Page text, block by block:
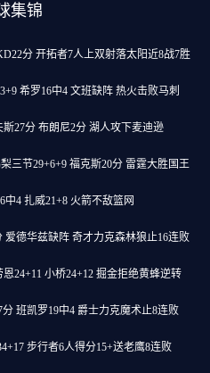
集锦
分 开拓者7人上双射落太阳近8战7胜
希罗16中4 文班缺阵 热火击败马刺
斯27分 布朗尼2分 湖人攻下麦迪逊
三节29+6+9 福克斯20分 雷霆大胜国王
中4 扎威21+8 火箭不敌篮网
爱德华兹缺阵 奇才力克森林狼止16连败
24+11 小桥24+12 掘金拒绝黄蜂逆转
班凯罗19中4 爵士力克魔术止8连败
步行者6人得分15+送老鹰8连败